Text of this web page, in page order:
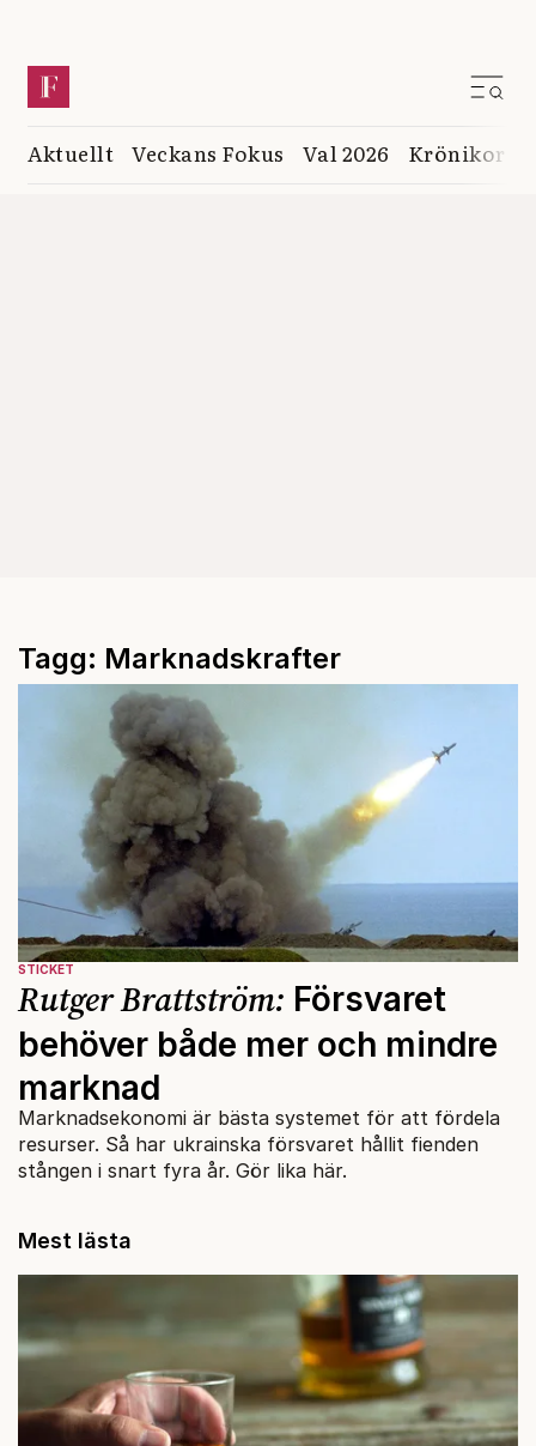
Aktuellt Veckans Fokus Val 2026 Krönikor
Tagg: Marknadskrafter
STICKET
Rutger Brattström: Försvaret
behöver både mer och mindre
marknad
Marknadsekonomi är bästa systemet för att fördela
resurser. Så har ukrainska försvaret hållit fienden
stången i snart fyra år. Gör lika här.
Mest lästa